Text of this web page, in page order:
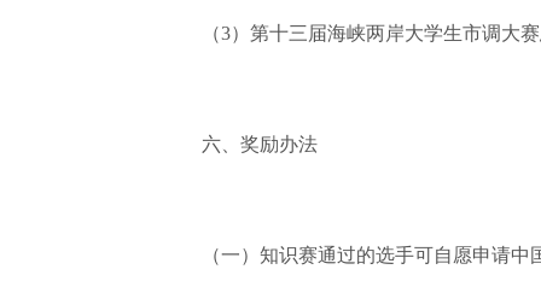
（3）第十三届海峡两岸大学生市调大赛
六、奖励办法
（一）知识赛通过的选手可自愿申请中国